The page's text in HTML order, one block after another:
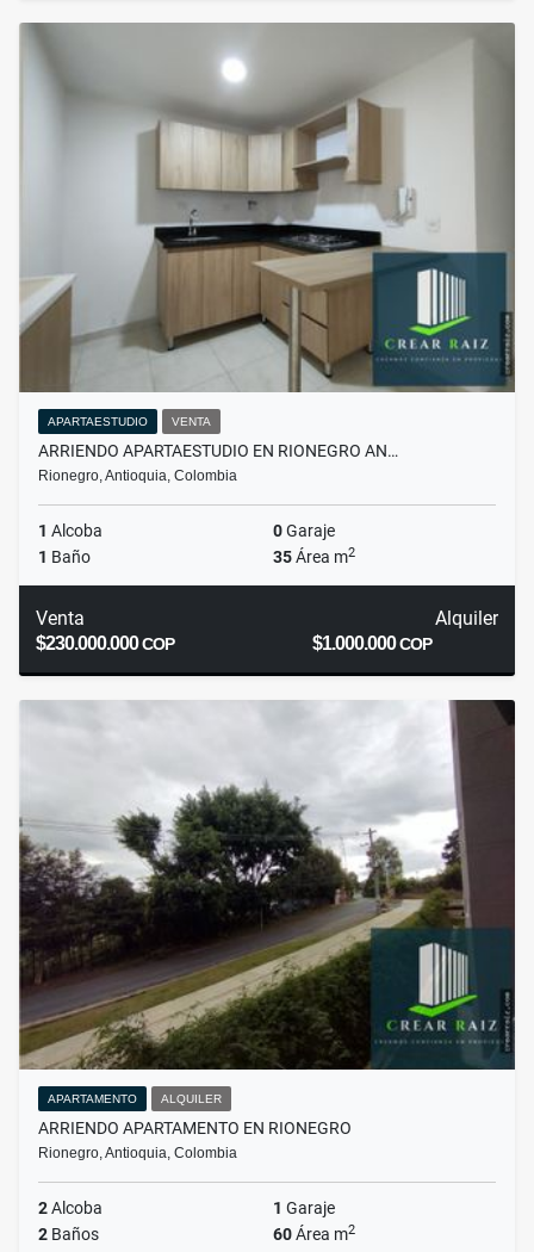
APARTAESTUDIO VENTA
ARRIENDO APARTAESTUDIO EN RIONEGRO AN…
Rionegro, Antioquia, Colombia
1 Alcoba 0Garaje
1 Baño 35Área m2
Venta
$230.000.000COP
Alquiler
$1.000.000COP
APARTAMENTO ALQUILER
ARRIENDO APARTAMENTO EN RIONEGRO
Rionegro, Antioquia, Colombia
2Alcoba 1 Garaje
2 Baños 60Área m2